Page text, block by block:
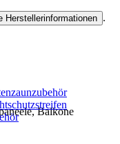
Balkone
Herstellerinformationen .